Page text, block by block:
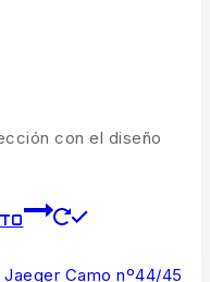
con el diseño